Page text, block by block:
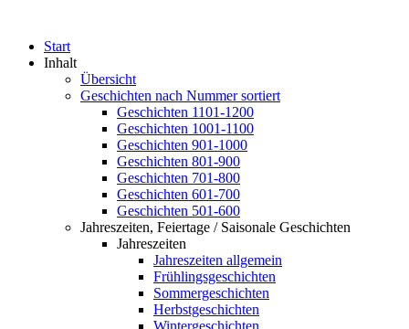
Start
Inhalt
Übersicht
Geschichten nach Nummer sortiert
Geschichten 1101-1200
Geschichten 1001-1100
Geschichten 901-1000
Geschichten 801-900
Geschichten 701-800
Geschichten 601-700
Geschichten 501-600
Jahreszeiten, Feiertage / Saisonale Geschichten
Jahreszeiten
Jahreszeiten allgemein
Frühlingsgeschichten
Sommergeschichten
Herbstgeschichten
Wintergeschichten